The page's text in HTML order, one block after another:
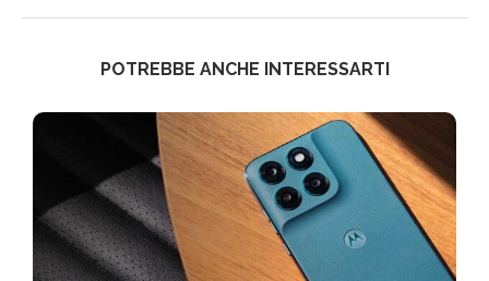
POTREBBE ANCHE INTERESSARTI